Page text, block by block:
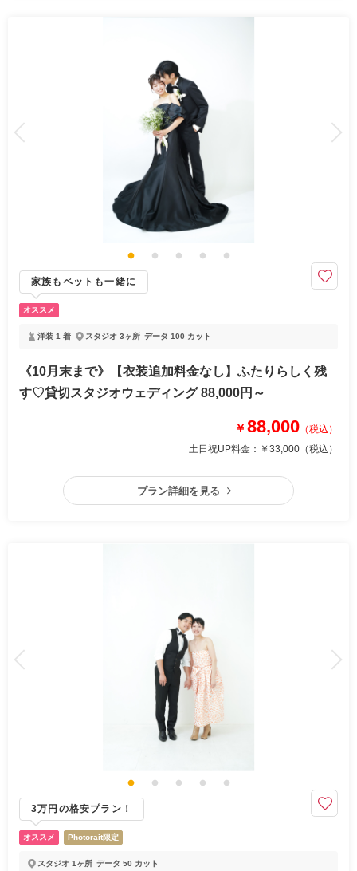
家族もペットも一緒に
オススメ
洋装 1 着 スタジオ 3ヶ所 データ 100 カット
《10月末まで》【衣装追加料金なし】ふたりらしく残
す♡貸切スタジオウェディング 88,000円～
￥88,000 （税込）
土日祝UP料金： ￥33,000 （税込）
プラン詳細を見る
3万円の格安プラン！
オススメ Photorait限定
スタジオ 1ヶ所 データ 50 カット